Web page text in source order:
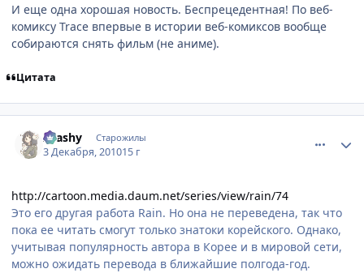
И еще одна хорошая новость. Беспрецедентная! По веб-
комиксу Trace впервые в истории веб-комиксов вообще
собираются снять фильм (не аниме).
Цитата
Arashy Старожилы
3 Декабря, 201015 г
http://cartoon.media.daum.net/series/view/rain/74
Это его другая работа Rain. Но она не переведена, так что
пока ее читать смогут только знатоки корейского. Однако,
учитывая популярность автора в Корее и в мировой сети,
можно ожидать перевода в ближайшие полгода-год.